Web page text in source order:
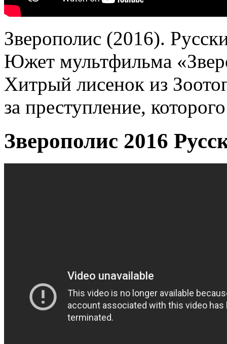
Зверополис (2016).
Южет мультфильма
Хитрый лисенок из
за преступление,
Зверополис 2016